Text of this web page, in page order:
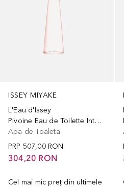
ISSEY MIYAKE
L'Eau d'Issey
Pivoine Eau de Toilette Intense
Apa de Toaleta
PRP 507,00 RON
304,20 RON
Cel mai mic preț din ultimele